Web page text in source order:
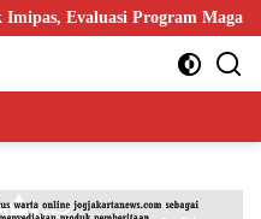
Program Magang Taruna